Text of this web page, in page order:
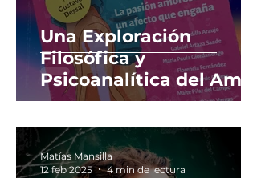
Una Exploración
Filosófica y
Psicoanalítica del Amor
en el Siglo XXI. Sobre
"Estúpido y Sensual
Amor". La Docta
Ignorancia.
Matías Mansilla
12 feb 2025
4 min de lectura